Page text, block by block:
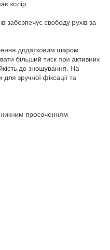
колір.
забезпечує свободу рухів за
додатковим шаром
більший тиск при активних
до зношування. На
зручної фіксації та
просоченням